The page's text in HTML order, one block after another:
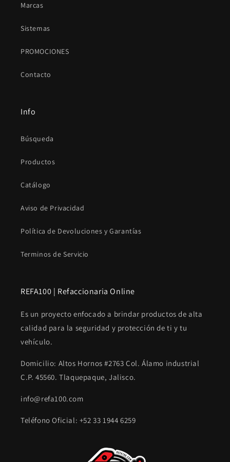
Marcas
Sistemas
PROMOCIONES
Contacto
Info
Búsqueda
Productos
Catálogo
Aviso de Privacidad
Política de Devoluciones y Garantías
Terminos de Servicio
REFA100 | Refaccionaria Online
Es un proyecto enfocado a brindar productos de alta
calidad para la seguridad y protección de ti y tu
vehículo.
Domicilio: Altos Hornos #2763 Col. Álamo industrial
C.P. 45560. Tlaquepaque, Jalisco.
info@refa100.com
Teléfono Oficial: +52 33 1944 6259